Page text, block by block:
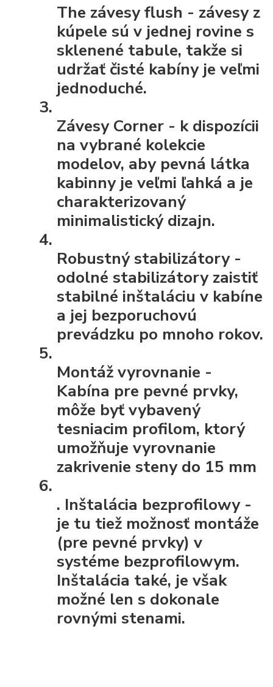
The závesy flush - závesy z
kúpele sú v jednej rovine s
sklenené tabule, takže si
udržať čisté kabíny je veľmi
jednoduché.
Závesy Corner - k dispozícii
na vybrané kolekcie
modelov, aby pevná látka
kabinny je veľmi ľahká a je
charakterizovaný
minimalistický dizajn.
Robustný stabilizátory -
odolné stabilizátory zaistiť
stabilné inštaláciu v kabíne
a jej bezporuchovú
prevádzku po mnoho rokov.
Montáž vyrovnanie -
Kabína pre pevné prvky,
môže byť vybavený
tesniacim profilom, ktorý
umožňuje vyrovnanie
zakrivenie steny do 15 mm
. Inštalácia bezprofilowy -
je tu tiež možnosť montáže
(pre pevné prvky) v
systéme bezprofilowym.
Inštalácia také, je však
možné len s dokonale
rovnými stenami.